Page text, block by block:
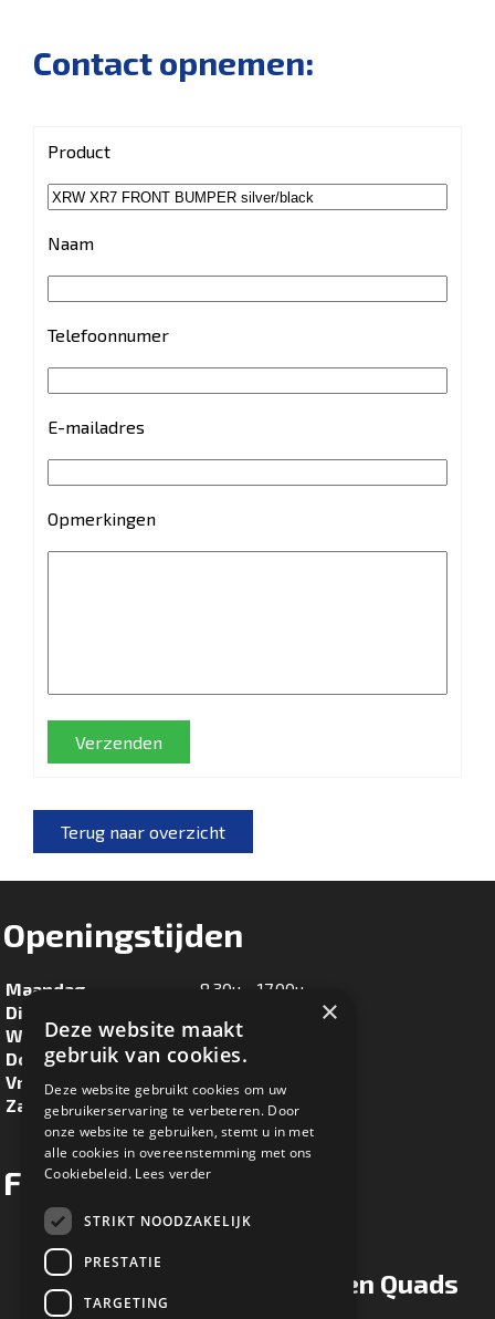
Contact opnemen:
Product
Naam
Telefoonnumer
E-mailadres
Opmerkingen
Verzenden
Terug naar overzicht
Openingstijden
Maandag
8.30u - 17.00u
Dinsdag
Woensdag
8.30u - 17.00u
Donderdag
8.30u - 17.00u
Vrijdag
8.30u - 17.00u
Zaterdag
8.30u - 16.00u
Facebook
Ton Maessen Quads
×
Deze website maakt
gebruik van cookies.
Deze website gebruikt cookies om uw
gebruikerservaring te verbeteren. Door
onze website te gebruiken, stemt u in met
alle cookies in overeenstemming met ons
Cookiebeleid. Lees verder
STRIKT NOODZAKELIJK
PRESTATIE
TARGETING